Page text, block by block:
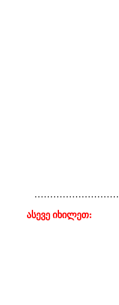
ასევე იხილეთ: